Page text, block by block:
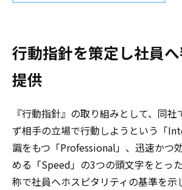
行動指針を策定し社員
提供
『行動指針』の取り組みとして、同
ず相手の立場で行動しようという「
識をもつ「Professional」、迅速かつ
める「Speed」の3つの頭文字をとっ
称で社員へホスピタリティの基準を示